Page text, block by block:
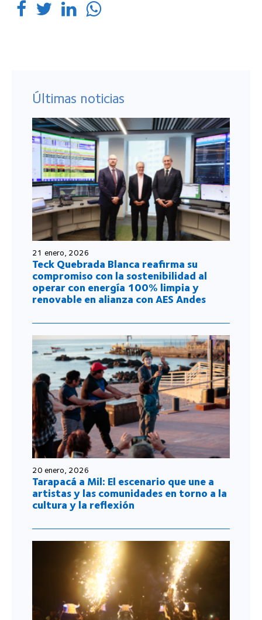
Últimas noticias
21 enero, 2026
Teck Quebrada Blanca reafirma su
compromiso con la sostenibilidad al
operar con energía 100% limpia y
renovable en alianza con AES Andes
20 enero, 2026
Tarapacá a Mil: El escenario que une a
artistas y las comunidades en torno a la
cultura y la reflexión